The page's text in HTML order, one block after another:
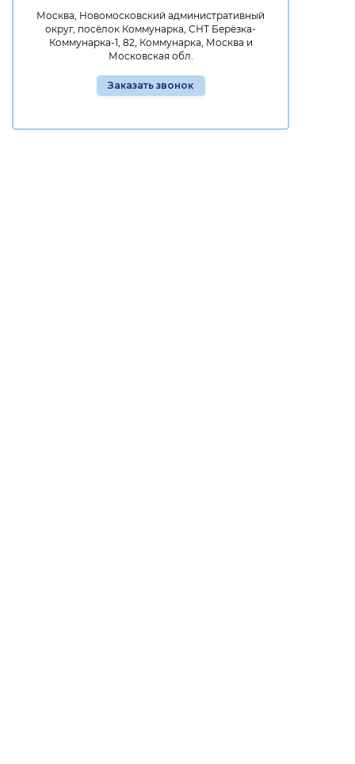
Москва, Новомосковский административный
округ, посёлок Коммунарка, СНТ Берёзка-
Коммунарка-1, 82, Коммунарка, Москва и
Московская обл.
Заказать звонок